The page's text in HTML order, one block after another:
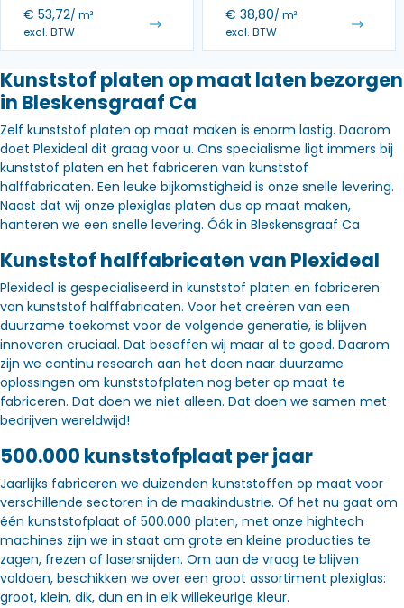
€ 53,72/ m²
excl. BTW
€ 38,80/ m²
excl. BTW
Kunststof platen op maat laten bezorgen
in Bleskensgraaf Ca
Zelf kunststof platen op maat maken is enorm lastig. Daarom
doet Plexideal dit graag voor u. Ons specialisme ligt immers bij
kunststof platen en het fabriceren van kunststof
halffabricaten. Een leuke bijkomstigheid is onze snelle levering.
Naast dat wij onze plexiglas platen dus op maat maken,
hanteren we een snelle levering. Óók in Bleskensgraaf Ca
Kunststof halffabricaten van Plexideal
Plexideal is gespecialiseerd in kunststof platen en fabriceren
van kunststof halffabricaten. Voor het creëren van een
duurzame toekomst voor de volgende generatie, is blijven
innoveren cruciaal. Dat beseffen wij maar al te goed. Daarom
zijn we continu research aan het doen naar duurzame
oplossingen om kunststofplaten nog beter op maat te
fabriceren. Dat doen we niet alleen. Dat doen we samen met
bedrijven wereldwijd!
500.000 kunststofplaat per jaar
Jaarlijks fabriceren we duizenden kunststoffen op maat voor
verschillende sectoren in de maakindustrie. Of het nu gaat om
één kunststofplaat of 500.000 platen, met onze hightech
machines zijn we in staat om grote en kleine producties te
zagen, frezen of lasersnijden. Om aan de vraag te blijven
voldoen, beschikken we over een groot assortiment plexiglas:
groot, klein, dik, dun en in elk willekeurige kleur.